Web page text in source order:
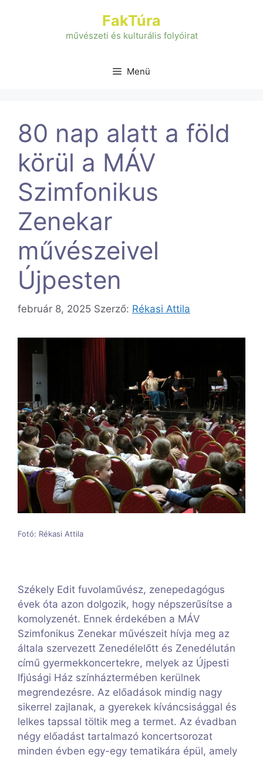
FakTúra
művészeti és kulturális folyóirat
Menü
80 nap alatt a föld
körül a MÁV
Szimfonikus
Zenekar
művészeivel
Újpesten
február 8, 2025 Szerző: Rékasi Attila
Fotó: Rékasi Attila
Székely Edit fuvolaművész, zenepedagógus
évek óta azon dolgozik, hogy népszerűsítse a
komolyzenét. Ennek érdekében a MÁV
Szimfonikus Zenekar művészeit hívja meg az
általa szervezett Zenedélelőtt és Zenedélután
című gyermekkoncertekre, melyek az Újpesti
Ifjúsági Ház színháztermében kerülnek
megrendezésre. Az előadások mindig nagy
sikerrel zajlanak, a gyerekek kíváncsisággal és
lelkes tapssal töltik meg a termet. Az évadban
négy előadást tartalmazó koncertsorozat
minden évben egy-egy tematikára épül, amely